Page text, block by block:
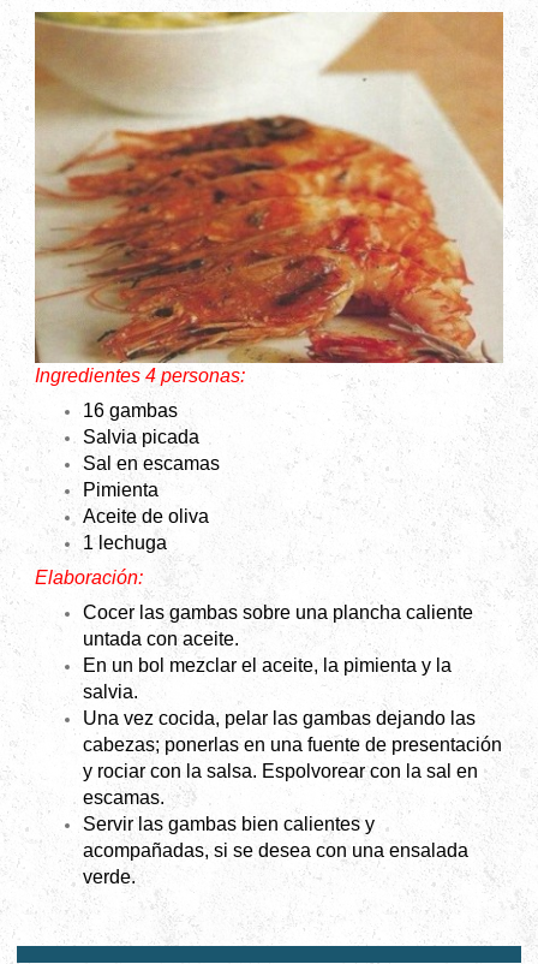
Ingredientes 4 personas:
16 gambas
Salvia picada
Sal en escamas
Pimienta
Aceite de oliva
1 lechuga
Elaboración:
Cocer las gambas sobre una plancha caliente
untada con aceite.
En un bol mezclar el aceite, la pimienta y la
salvia.
Una vez cocida, pelar las gambas dejando las
cabezas; ponerlas en una fuente de presentación
y rociar con la salsa. Espolvorear con la sal en
escamas.
Servir las gambas bien calientes y
acompañadas, si se desea con una ensalada
verde.